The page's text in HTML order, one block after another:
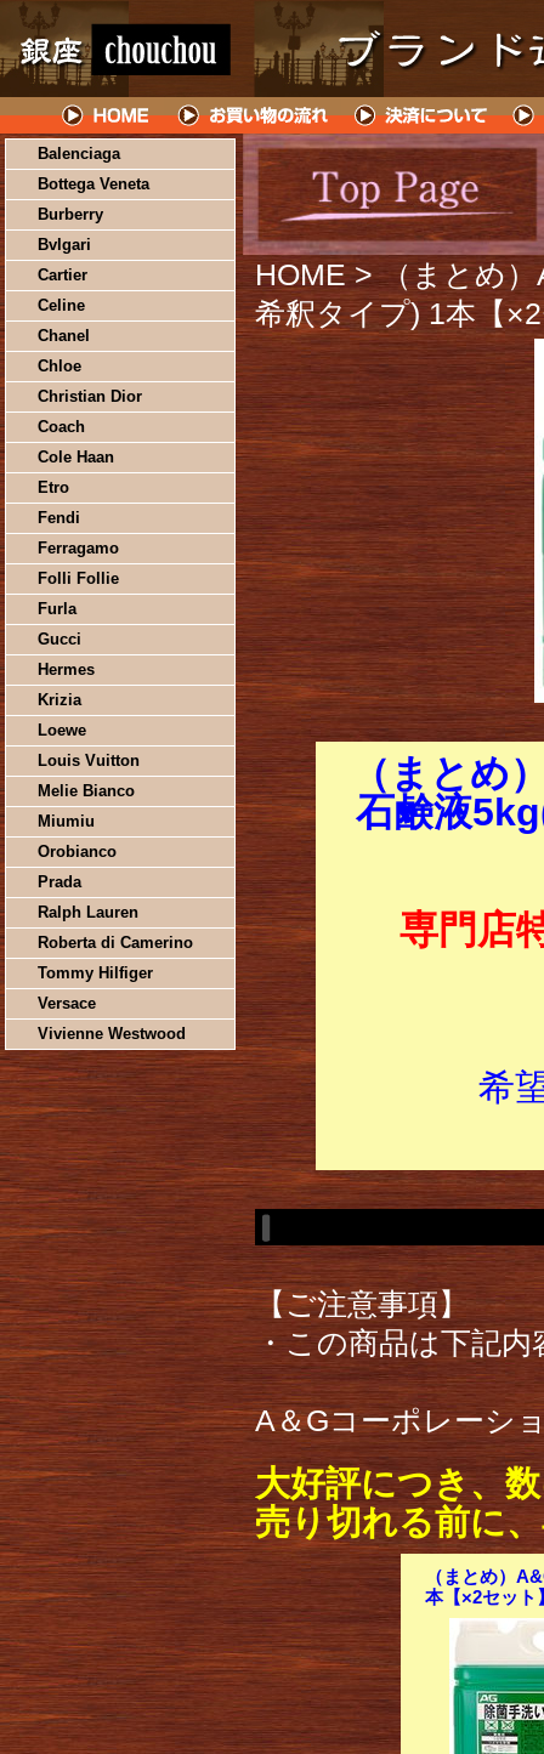
Balenciaga
Bottega Veneta
Burberry
Bvlgari
Cartier
Celine
Chanel
Chloe
Christian Dior
Coach
Cole Haan
Etro
Fendi
Ferragamo
Folli Follie
Furla
Gucci
Hermes
Krizia
Loewe
Louis Vuitton
Melie Bianco
Miumiu
Orobianco
Prada
Ralph Lauren
Roberta di Camerino
Tommy Hilfiger
Versace
Vivienne Westwood
HOME > （まとめ
希釈タイプ) 1本【
（まとめ
石鹸液
専門店
希
【ご注意事項】
・この商品は下記
A＆Gコーポレーシ
大好評につき、
売り切れる前に
（まとめ）
本【×2セット